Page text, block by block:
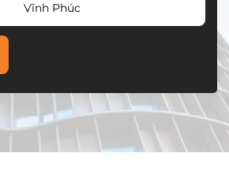
Vĩnh Phúc